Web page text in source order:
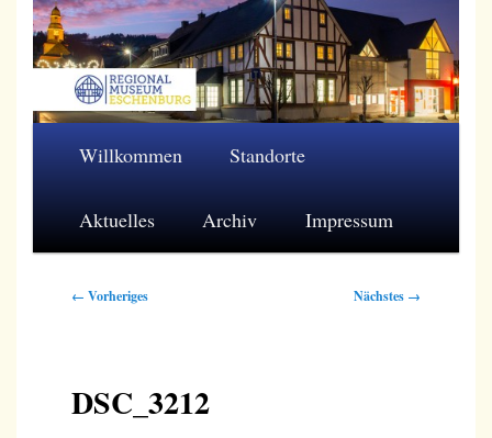
Zum
primären
Inhalt
Regionalmuseum Eschenburg e.V.
Willkommen Standorte
Aktuelles Archiv Impressum
Bilder-
← Vorheriges Nächstes →
DSC_3212